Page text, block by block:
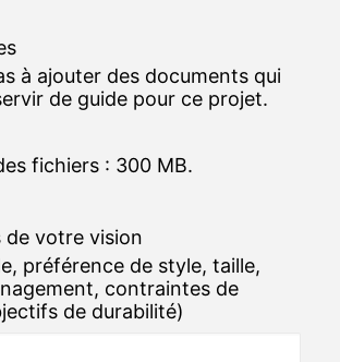
à ajouter des documents qui
de guide pour ce projet.
fichiers : 300 MB.
de votre vision
préférence de style, taille,
contraintes de
de durabilité)